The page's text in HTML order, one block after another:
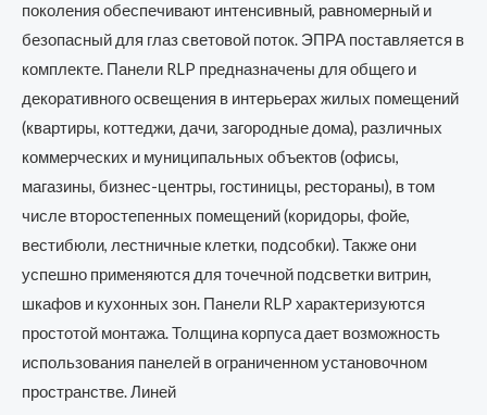
поколения обеспечивают интенсивный, равномерный и
безопасный для глаз световой поток. ЭПРА поставляется в
комплекте. Панели RLP предназначены для общего и
декоративного освещения в интерьерах жилых помещений
(квартиры, коттеджи, дачи, загородные дома), различных
коммерческих и муниципальных объектов (офисы,
магазины, бизнес-центры, гостиницы, рестораны), в том
числе второстепенных помещений (коридоры, фойе,
вестибюли, лестничные клетки, подсобки). Также они
успешно применяются для точечной подсветки витрин,
шкафов и кухонных зон. Панели RLP характеризуются
простотой монтажа. Толщина корпуса дает возможность
использования панелей в ограниченном установочном
пространстве. Линей